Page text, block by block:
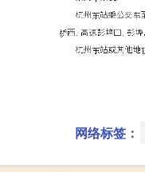
网络标签：